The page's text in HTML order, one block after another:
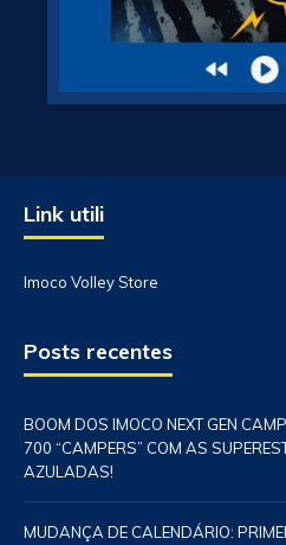
Link utili
Imoco Volley Store
Posts recentes
BOOM DOS IMOCO NEXT GEN
700 “CAMPERS” COM AS
AZULADAS!
MUDANÇA DE CALENDÁRIO: